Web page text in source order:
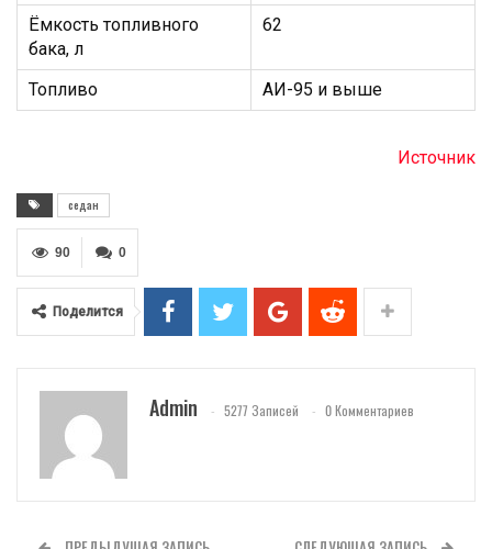
Ёмкость топливного
бака, л
62
Топливо АИ-95 и выше
Источник
седан
0
90
Поделится
Admin 5277 Записей 0 Комментариев